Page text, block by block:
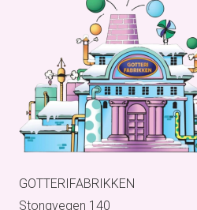
GOTTERIFABRIKKEN
Stongvegen 140